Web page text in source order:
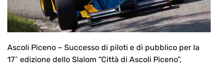
Ascoli Piceno – Successo di piloti e di pubblico per la
17^ edizione dello Slalom “Città di Ascoli Piceno”,